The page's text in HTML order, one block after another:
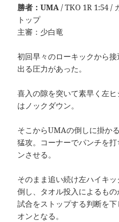
勝者：UMA/ TKO 1R 1:54 /
トップ
主審：少白竜
初回早々のローキックから
出る圧力があった。
喜入の隙を突いて素早く左
はノックダウン。
そこからUMAの倒しに掛か
猛攻。コーナーでパンチを
ンさせる。
そのまま追い続け左ハイキ
倒し、タオル投入によるも
試合をストップする判断を
オンとなる。